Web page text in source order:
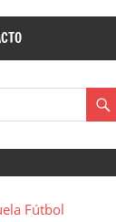
Fútbol